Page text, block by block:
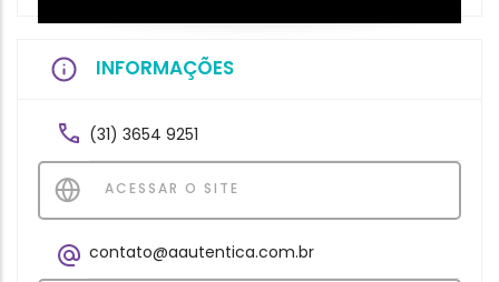
INFORMAÇÕES
(31) 3654 9251
ACESSAR O SITE
contato@aautentica.com.br